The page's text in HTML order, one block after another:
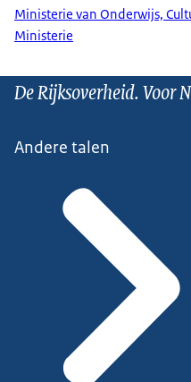
Ministerie van Onderwijs,
Ministerie
De Rijksoverheid. Voor
Andere talen